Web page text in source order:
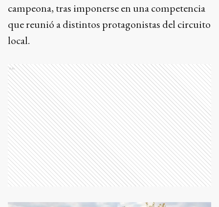
campeona, tras imponerse en una competencia
que reunió a distintos protagonistas del circuito
local.
Ads